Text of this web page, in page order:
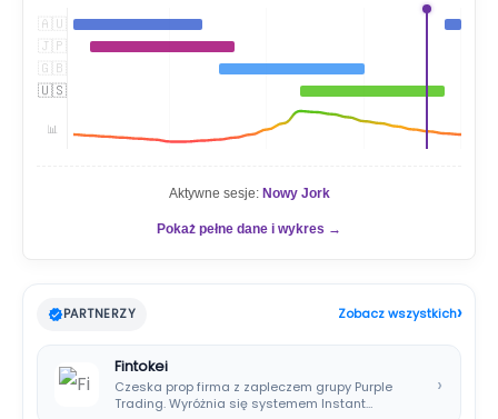
🇦🇺
🇯🇵
🇬🇧
🇺🇸
📊
Aktywne sesje: Nowy Jork
Pokaż pełne dane i wykres →
PARTNERZY Zobacz wszystkich›
Fintokei
Czeska prop firma z zapleczem grupy Purple
Trading. Wyróżnia się systemem Instant
›